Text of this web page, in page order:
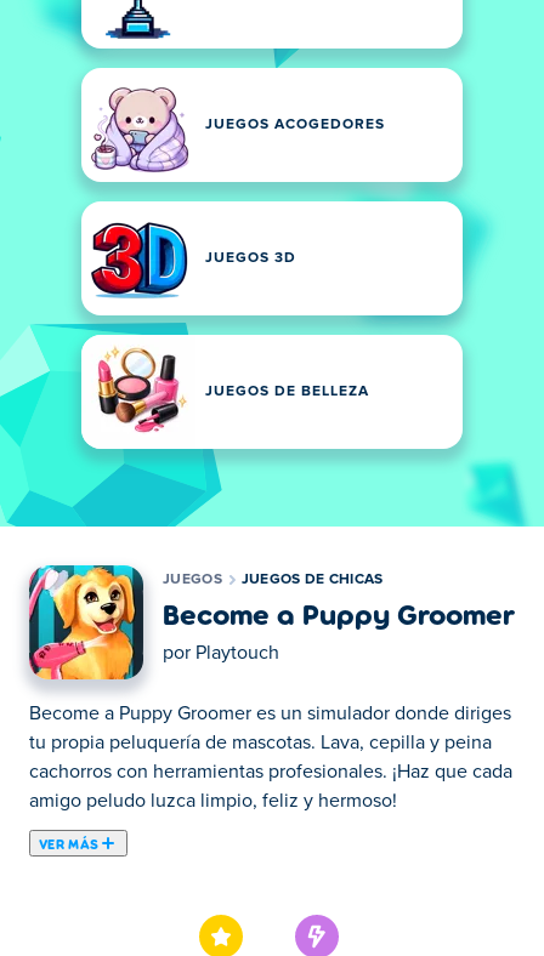
JUEGOS ACOGEDORES
JUEGOS 3D
JUEGOS DE BELLEZA
JUEGOS JUEGOS DE CHICAS
Become a Puppy Groomer
por Playtouch
Become a Puppy Groomer es un simulador donde diriges
tu propia peluquería de mascotas. Lava, cepilla y peina
cachorros con herramientas profesionales. ¡Haz que cada
amigo peludo luzca limpio, feliz y hermoso!
VER MÁS